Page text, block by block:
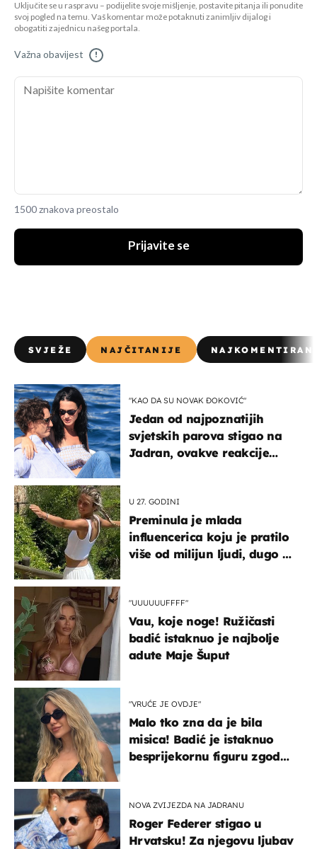
Uključite se u raspravu – podijelite svoje mišljenje, postavite pitanja ili ponudite
svoj pogled na temu. Vaš komentar može potaknuti zanimljiv dijalog i
obogatiti zajednicu našeg portala.
Važna obavijest !
1500 znakova preostalo
Prijavite se
SVJEŽE NAJČITANIJE
"KAO DA SU NOVAK ĐOKOVIĆ"
Jedan od najpoznatijih
svjetskih parova stigao na
Jadran, ovakve reakcije
U 27. GODINI
Preminula je mlada
influencerica koju je pratilo
više od milijun ljudi, dugo se
"UUUUUUFFFF"
Vau, koje noge! Ružičasti
badić istaknuo je najbolje
adute Maje Šuput
"VRUĆE JE OVDJE"
Malo tko zna da je bila
misica! Badić je istaknuo
besprijekornu figuru zgodne
NOVA ZVIJEZDA NA JADRANU
Roger Federer stigao u
Hrvatsku! Za njegovu ljubav